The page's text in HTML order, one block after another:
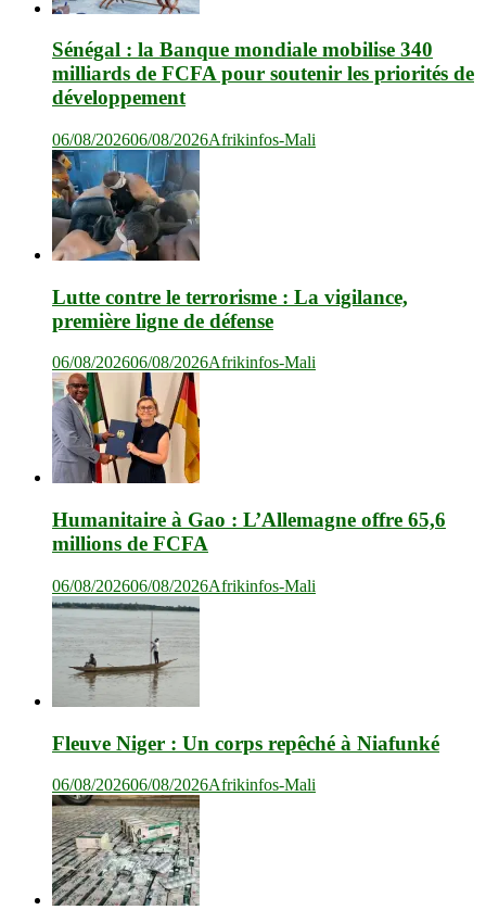
Sénégal : la Banque mondiale mobilise 340
milliards de FCFA pour soutenir les priorités de
développement
06/08/202606/08/2026Afrikinfos-Mali
Lutte contre le terrorisme : La vigilance,
première ligne de défense
06/08/202606/08/2026Afrikinfos-Mali
Humanitaire à Gao : L’Allemagne offre 65,6
millions de FCFA
06/08/202606/08/2026Afrikinfos-Mali
Fleuve Niger : Un corps repêché à Niafunké
06/08/202606/08/2026Afrikinfos-Mali